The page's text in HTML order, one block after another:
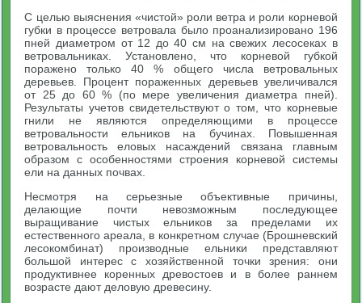
С целью выяснения «чистой» роли ветра и роли корневой
губки в процессе ветровала было проанализировано 196
пней диаметром от 12 до 40 см на свежих лесосеках в
ветровальниках. Установлено, что корневой губкой
поражено только 40 % общего числа ветровальных
деревьев. Процент пораженных деревьев увеличивался
от 25 до 60 % (по мере увеличения диаметра пней).
Результаты учетов свидетельствуют о том, что корневые
гнили не являются определяющими в процессе
ветровальности ельников на бучинах. Повышенная
ветровальность еловых насаждений связана главным
образом с особенностями строения корневой системы
ели на данных почвах.
Несмотря на серьезные объективные причины,
делающие почти невозможным последующее
выращивание чистых ельников за пределами их
естественного ареала, в конкретном случае (Брошневский
лесокомбинат) производные ельники представляют
большой интерес с хозяйственной точки зрения: они
продуктивнее коренных древостоев и в более раннем
возрасте дают деловую древесину.